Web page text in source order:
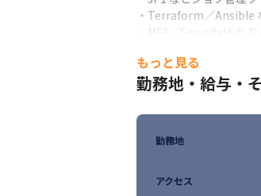
・Terraform／Ansible
・MFA／SecurityHub
・チームリーダーとし
・業務フロー改善や仕組
・技術力だけでなく、
・自走力があり、立ち
・顧客や社内メンバー
もっと見る
勤務地・給与・
勤務地
アクセス